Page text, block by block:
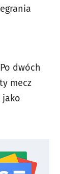
dwóch
mecz
jako